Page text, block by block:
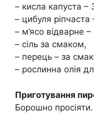
– кисла капуста –
– цибуля
– м’ясо відварне
– сіль за смаком,
– перець – за
– рослинна олія
Приготування
Борошно просіяти.